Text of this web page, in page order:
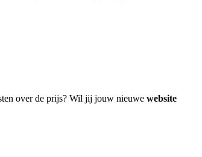
over de prijs? Wil jij jouw nieuwe website